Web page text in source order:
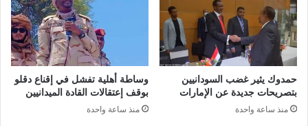
حمدوك يثير غضب السودانيين
بتصريحات جديدة عن الإمارات
منذ ساعة واحدة
وساطة أهلية تفشل في إقناع دقلو
بوقف إعتقالات القادة الميدانيين
منذ ساعة واحدة